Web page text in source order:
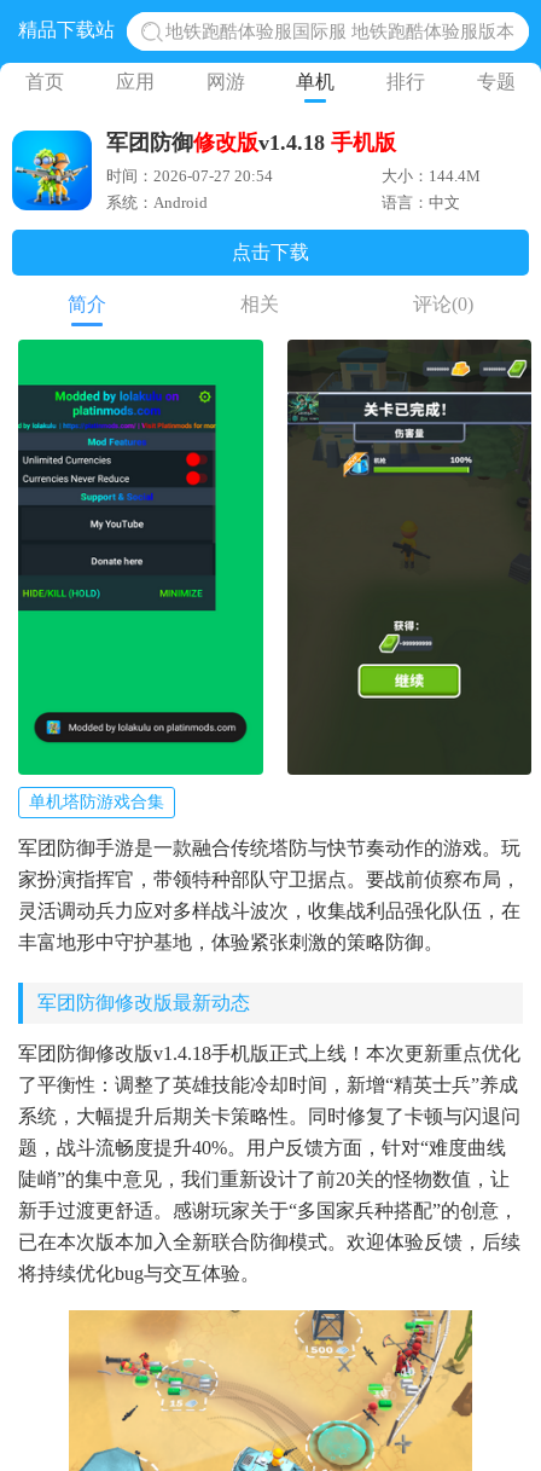
精品下载站
地铁跑酷体验服国际服 地铁跑酷体验服版本
网易光遇手游正版 点亮星空共庆周年
黎明觉醒生机腾讯正版 黎明觉醒生机国际服
蛋仔派对下载 蛋仔派对体验服
奥特曼王者传奇 正版奥特曼游戏
首页 应用 网游 单机 排行 专题
军团防御修改版v1.4.18 手机版
时间：2026-07-27 20:54
大小：144.4M
系统：Android
语言：中文
点击下载
简介 相关 评论(0)
单机塔防游戏合集
军团防御手游是一款融合传统塔防与快节奏动作的游戏。玩
家扮演指挥官，带领特种部队守卫据点。要战前侦察布局，
灵活调动兵力应对多样战斗波次，收集战利品强化队伍，在
丰富地形中守护基地，体验紧张刺激的策略防御。
军团防御修改版最新动态
军团防御修改版v1.4.18手机版正式上线！本次更新重点优化
了平衡性：调整了英雄技能冷却时间，新增“精英士兵”养成
系统，大幅提升后期关卡策略性。同时修复了卡顿与闪退问
题，战斗流畅度提升40%。用户反馈方面，针对“难度曲线
陡峭”的集中意见，我们重新设计了前20关的怪物数值，让
新手过渡更舒适。感谢玩家关于“多国家兵种搭配”的创意，
已在本次版本加入全新联合防御模式。欢迎体验反馈，后续
将持续优化bug与交互体验。